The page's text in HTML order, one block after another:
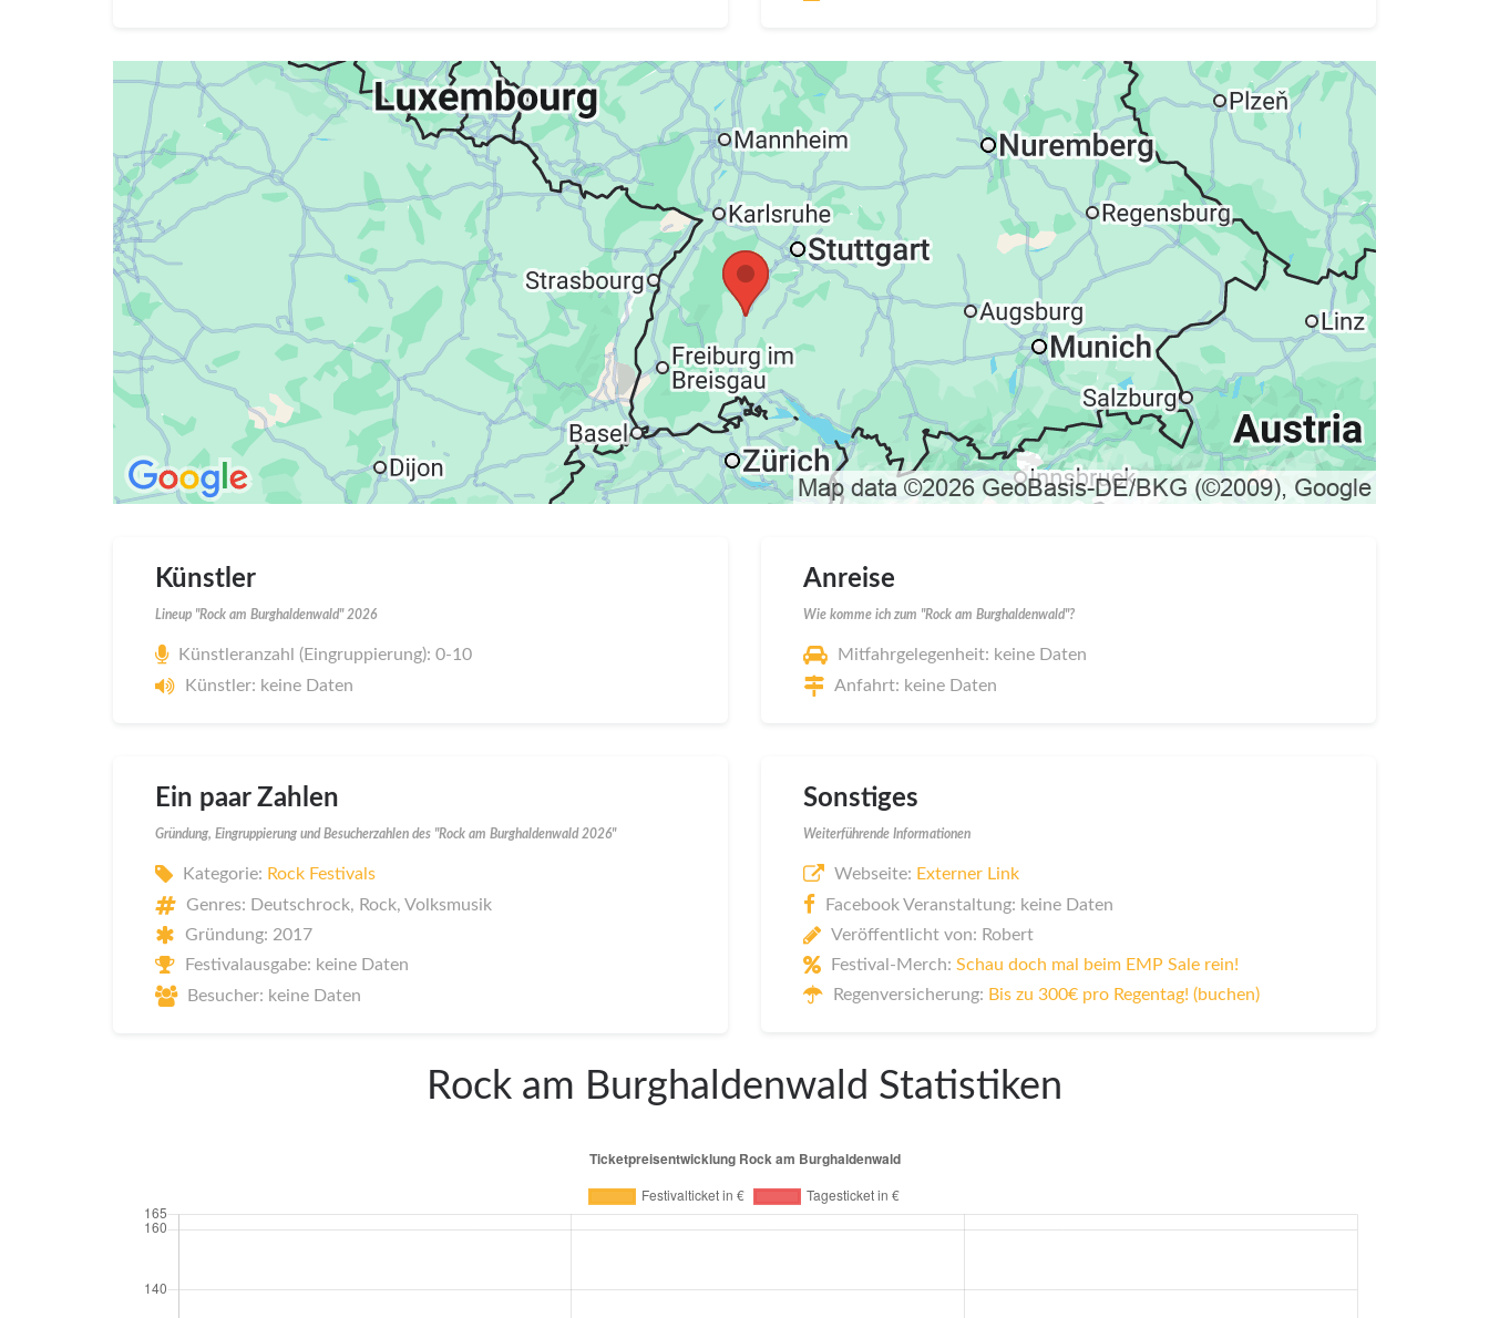
Künstler
Lineup "Rock am Burghaldenwald" 2026
Künstleranzahl (Eingruppierung): 0-10
Künstler: keine Daten
Anreise
Wie komme ich zum "Rock am Burghaldenwald"?
Mitfahrgelegenheit: keine Daten
Anfahrt: keine Daten
Ein paar Zahlen
Gründung, Eingruppierung und Besucherzahlen des "Rock am Burghaldenwald 2026"
Kategorie: Rock Festivals
Genres: Deutschrock, Rock, Volksmusik
Gründung: 2017
Festivalausgabe: keine Daten
Besucher: keine Daten
Sonstiges
Weiterführende Informationen
Webseite: Externer Link
Facebook Veranstaltung: keine Daten
Veröffentlicht von: Robert
Festival-Merch: Schau doch mal beim EMP Sale rein!
Regenversicherung: Bis zu 300€ pro Regentag! (buchen)
Rock am Burghaldenwald Statistiken